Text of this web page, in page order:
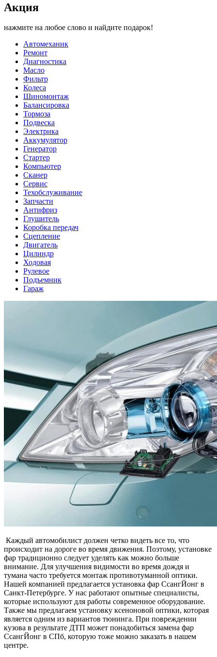
Акция
нажмите на любое слово и найдите подарок!
Автомеханик
Ремонт
Диагностика
Масло
Фильтр
Колеса
Шиномонтаж
Балансировка
Тормоза
Подвеска
Электрика
Аккумулятор
Генератор
Стартер
Компьютер
Сканер
Сервис
Техобслуживание
Запчасти
Антифриз
Глушитель
Коробка передач
Сцепление
Двигатель
Цилиндр
Ходовая
Рулевое
Подъемник
Гараж
Каждый автомобилист должен четко видеть все то, что
происходит на дороге во время движения. Поэтому, установке
фар традиционно следует уделять как можно больше
внимание. Для улучшения видимости во время дождя и
тумана часто требуется монтаж противотуманной оптики.
Нашей компанией предлагается установка фар СсангЙонг в
Санкт-Петербурге. У нас работают опытные специалисты,
которые используют для работы современное оборудование.
Также мы предлагаем установку ксеноновой оптики, которая
является одним из вариантов тюнинга. При повреждении
кузова в результате ДТП может понадобиться замена фар
СсангЙонг в СПб, которую тоже можно заказать в нашем
центре.